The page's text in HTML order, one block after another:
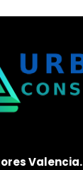
Valencia.